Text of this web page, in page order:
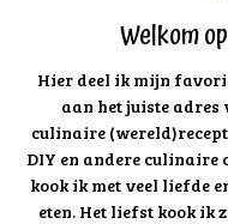
Welkom
Hier deel ik mijn
aan het juiste adres
culinaire
DIY en andere culinaire
kook ik met veel liefde
eten. Het liefst kook ik